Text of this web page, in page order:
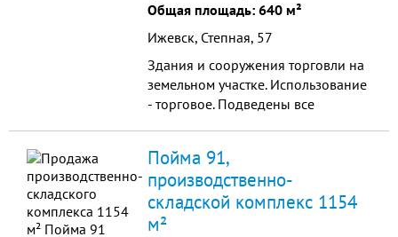
Общая площадь: 640 м²
Ижевск, Степная, 57
Здания и сооружения торговли на
земельном участке. Использование
- торговое. Подведены все
черте города на пересечении ул.
Степная и Депутатская, недалеко
ул.Гагарина.
Пойма 91,
производственно-
складской комплекс 1154
м²